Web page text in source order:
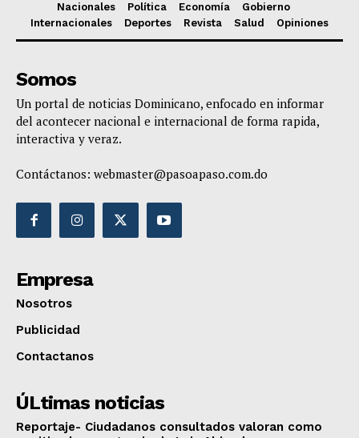
Nacionales Política Economía
Gobierno
Internacionales
Deportes Revista Salud Opiniones
Somos
Un portal de noticias Dominicano, enfocado en informar
del acontecer nacional e internacional de forma rapida,
interactiva y veraz.
Contáctanos: webmaster@pasoapaso.com.do
Empresa
Nosotros
Publicidad
Contactanos
ÚLtimas noticias
Reportaje- Ciudadanos consultados valoran como